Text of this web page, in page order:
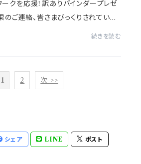
クを応援！訳ありバインダープレゼ
ご連絡、皆さまびっくりされていた、
うで、私もとっても嬉しい！！ 合皮レ
続きを読む
1 2 次 >>
シェア LINE ポスト